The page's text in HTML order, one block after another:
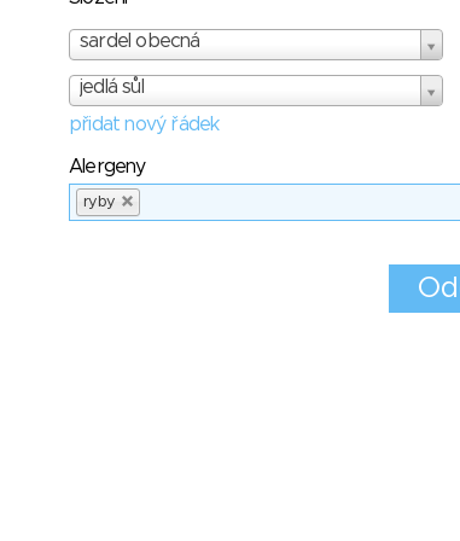
sardel obecná
jedlá sůl
přidat nový řádek
Alergeny
ryby